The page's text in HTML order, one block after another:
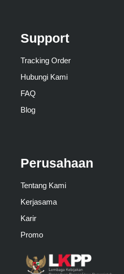
Support
Tracking Order
Hubungi Kami
FAQ
Blog
Perusahaan
Tentang Kami
Kerjasama
Karir
Promo